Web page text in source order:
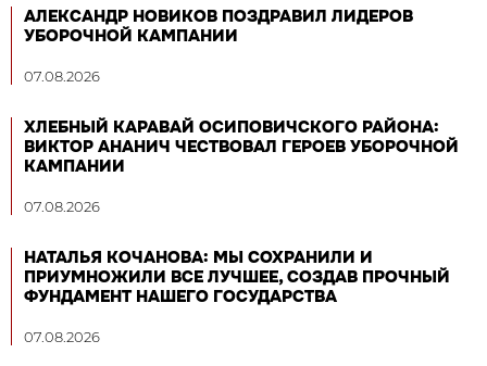
АЛЕКСАНДР НОВИКОВ ПОЗДРАВИЛ ЛИДЕРОВ
УБОРОЧНОЙ КАМПАНИИ
07.08.2026
ХЛЕБНЫЙ КАРАВАЙ ОСИПОВИЧСКОГО РАЙОНА:
ВИКТОР АНАНИЧ ЧЕСТВОВАЛ ГЕРОЕВ УБОРОЧНОЙ
КАМПАНИИ
07.08.2026
НАТАЛЬЯ КОЧАНОВА: МЫ СОХРАНИЛИ И
ПРИУМНОЖИЛИ ВСЕ ЛУЧШЕЕ, СОЗДАВ ПРОЧНЫЙ
ФУНДАМЕНТ НАШЕГО ГОСУДАРСТВА
07.08.2026